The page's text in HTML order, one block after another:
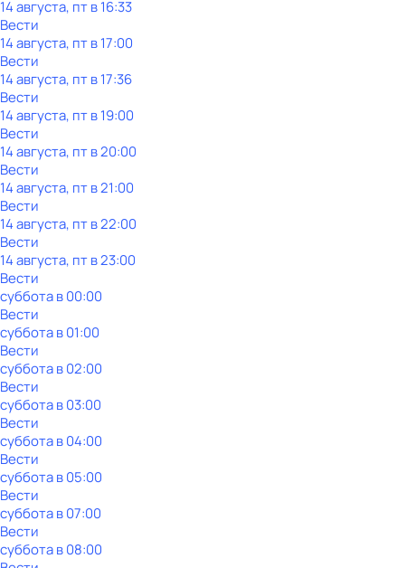
14 августа, пт в 16:33
Вести
14 августа, пт в 17:00
Вести
14 августа, пт в 17:36
Вести
14 августа, пт в 19:00
Вести
14 августа, пт в 20:00
Вести
14 августа, пт в 21:00
Вести
14 августа, пт в 22:00
Вести
14 августа, пт в 23:00
Вести
субботав00:00
Вести
субботав01:00
Вести
субботав02:00
Вести
субботав03:00
Вести
субботав04:00
Вести
субботав05:00
Вести
субботав07:00
Вести
субботав08:00